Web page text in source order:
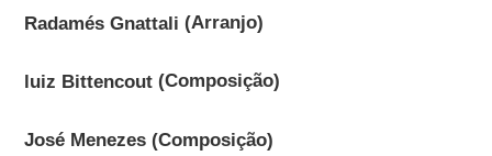
Radamés Gnattali (Arranjo)
luiz Bittencout (Composição)
José Menezes (Composição)